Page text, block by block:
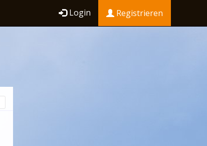
Login Registrieren